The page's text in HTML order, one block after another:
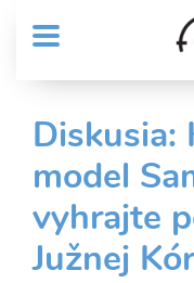
obsah
MENU
Sub
Header
menu
User
account
menu
Diskusia:
model
vyhrajte
Južnej